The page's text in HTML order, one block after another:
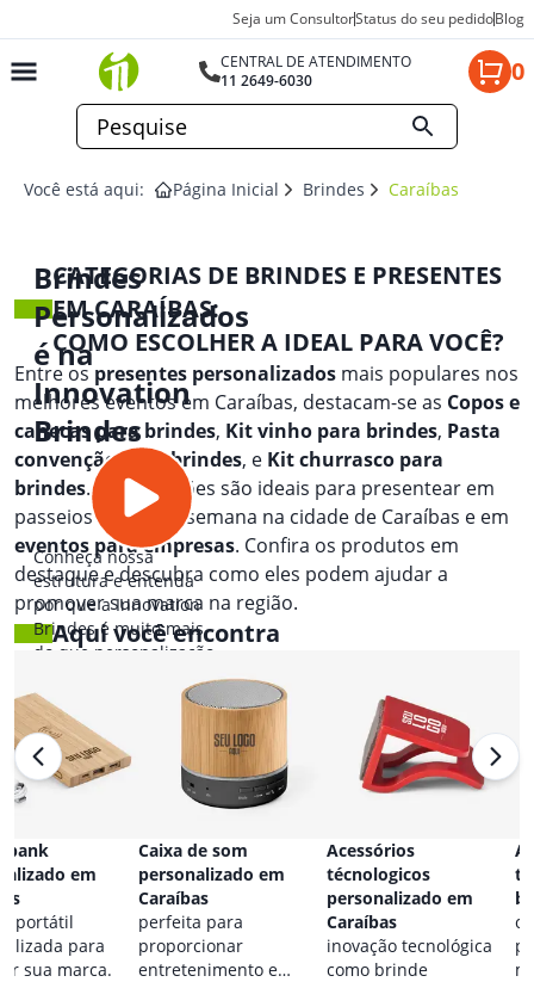
Seja um ConsultorStatus do seu pedidoBlog
CENTRAL DE ATENDIMENTO
11 2649-6030
0
Você está aqui: Página Inicial Brindes Caraíbas
Brindes
Personalizados
é na
Innovation
Brindes
Conheça nossa
estrutura e entenda
por que a Innovation
Brindes é muito mais
do que personalização.
CATEGORIAS DE BRINDES E PRESENTES
EM CARAÍBAS:
COMO ESCOLHER A IDEAL PARA VOCÊ?
Entre ospresentes personalizados mais populares nos
melhores eventos em Caraíbas, destacam-se as Copos e
canecas para brindes, Kit vinho para brindes, Pasta
convenção para brindes, e Kit churrasco para
brindes. Essas opções são ideais para presentear em
passeios de fim de semana na cidade de Caraíbas e em
eventos para empresas. Confira os produtos em
destaque e descubra como eles podem ajudar a
promover sua marca na região.
Aqui você encontra
em
e
Acessórios
técnologicos
personalizado em
Caraíbas
inovação tecnológica
como brinde
Acessórios de celular e
tablet para
brindesCaraíbas
conforto personalizado
para promover sua
marca.
usb
Caraíbas
energia
para